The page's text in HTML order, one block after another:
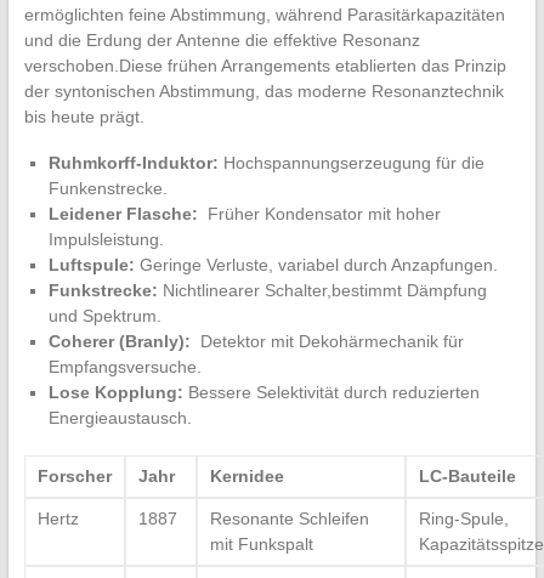
⁢ermöglichten feine ⁣Abstimmung, während Parasitärkapazitäten
und die Erdung der​ Antenne die‌ effektive Resonanz
verschoben.Diese ⁤frühen Arrangements etablierten das Prinzip
der​ syntonischen Abstimmung, ⁣das moderne Resonanztechnik
⁢bis heute prägt.
Ruhmkorff-Induktor: Hochspannungserzeugung für die
Funkenstrecke.
Leidener​ Flasche: ‌ Früher Kondensator mit hoher
Impulsleistung.
Luftspule: ⁢Geringe‍ Verluste, variabel‍ durch Anzapfungen.
Funkstrecke: Nichtlinearer‍ Schalter,bestimmt ‍Dämpfung
und Spektrum.
Coherer (Branly): ⁢ Detektor mit Dekohärmechanik für
Empfangsversuche.
Lose​ Kopplung: Bessere Selektivität durch reduzierten
‍Energieaustausch.
Forscher Jahr Kernidee LC-Bauteile
Hertz 1887
Resonante Schleifen
mit Funkspalt
Ring-Spule,